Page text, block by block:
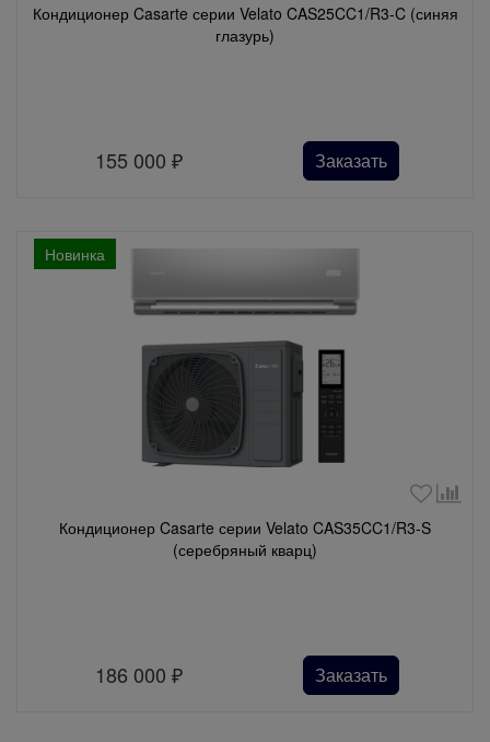
Кондиционер Casarte серии Velato CAS25CC1/R3-C (синяя
глазурь)
155 000₽ Заказать
Новинка
Кондиционер Casarte серии Velato CAS35CC1/R3-S
(серебряный кварц)
186 000₽ Заказать